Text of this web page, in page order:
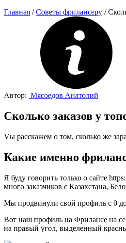
Главная / Советы фрилансеру /
Автор: Мясоедов Анатолий
Сколько заказов у
Vы расскажем о том, сколько же
Какие именно
Я буду говорить только о сайте
много заказчиков с Казахстана,
Мы продвинули свой профиль с 0 до
Вот наш профиль на Фрилансе на
на правый угол, выделенный